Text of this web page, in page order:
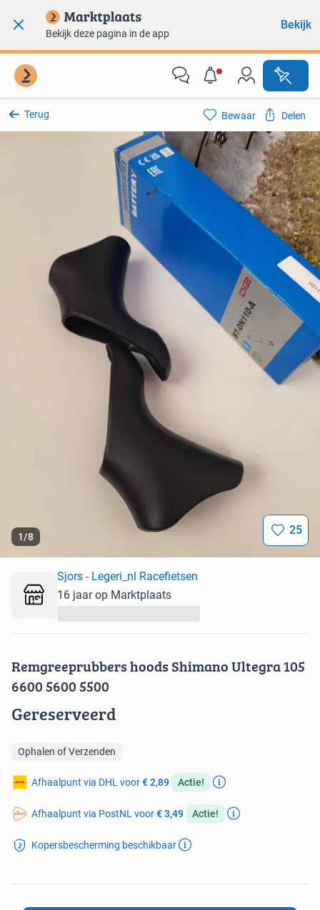
Bekijk deze pagina in de app
Bekijk
Terug
1/8 25
Bewaar Delen
Remgreeprubbers hoods Shimano Ultegra 105
6600 5600 5500
Gereserveerd
Ophalen of Verzenden
Afhaalpunt via DHL voor€ 2,89 Actie!
Afhaalpunt via PostNL voor€ 3,49 Actie!
Kopersbescherming beschikbaar
Sjors - Legeri_nl Racefietsen
16 jaar op Marktplaats